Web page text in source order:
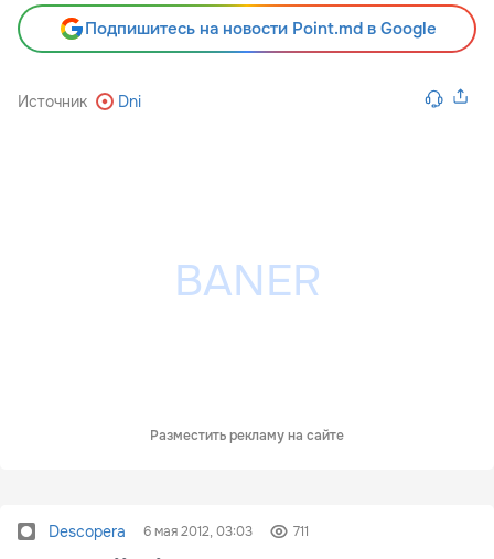
Подпишитесь на новости Point.md в Google
Источник Dni
Разместить рекламу на сайте
Descopera 6 мая 2012, 03:03 711